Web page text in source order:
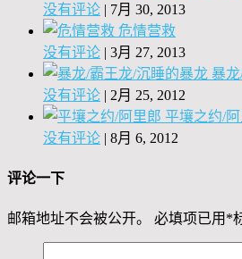
没有评论 | 7月 30, 2013
危情营救
没有评论 | 3月 27, 2013
暴
没有评论 | 2月 25, 2012
平壤之约/
没有评论 | 8月 6, 2012
评论一下
邮箱地址不会被公开。 必填项已用 *